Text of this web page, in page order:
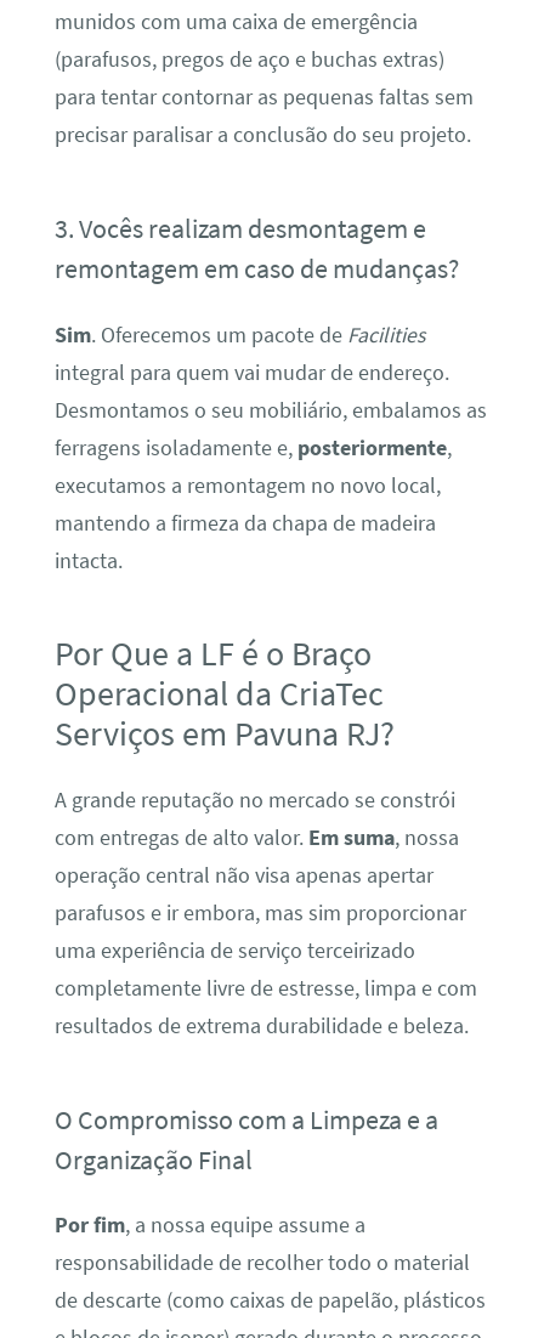
munidos com uma caixa de emergência
(parafusos, pregos de aço e buchas extras)
para tentar contornar as pequenas faltas sem
precisar paralisar a conclusão do seu projeto.
3. Vocês realizam desmontagem e
remontagem em caso de mudanças?
Sim. Oferecemos um pacote de Facilities
integral para quem vai mudar de endereço.
Desmontamos o seu mobiliário, embalamos as
ferragens isoladamente e, posteriormente,
executamos a remontagem no novo local,
mantendo a firmeza da chapa de madeira
intacta.
Por Que a LF é o Braço
Operacional da CriaTec
Serviços em Pavuna RJ?
A grande reputação no mercado se constrói
com entregas de alto valor. Em suma, nossa
operação central não visa apenas apertar
parafusos e ir embora, mas sim proporcionar
uma experiência de serviço terceirizado
completamente livre de estresse, limpa e com
resultados de extrema durabilidade e beleza.
O Compromisso com a Limpeza e a
Organização Final
Por fim, a nossa equipe assume a
responsabilidade de recolher todo o material
de descarte (como caixas de papelão, plásticos